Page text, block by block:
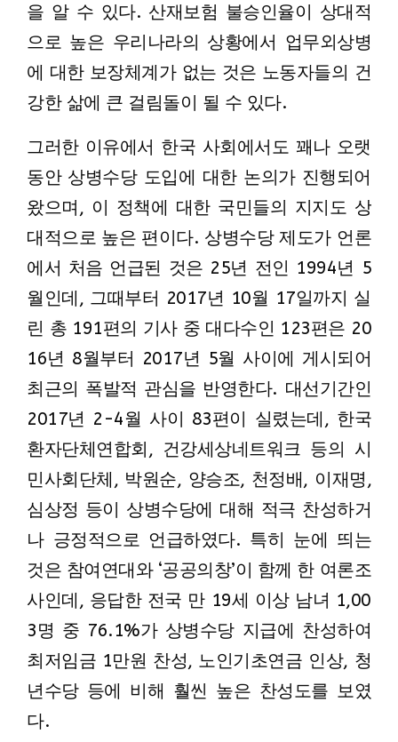
을 알 수 있다. 산재보험 불승인율이 상대적
으로 높은 우리나라의 상황에서 업무외상병
에 대한 보장체계가 없는 것은 노동자들의 건
강한 삶에 큰 걸림돌이 될 수 있다.
그러한 이유에서 한국 사회에서도 꽤나 오랫
동안 상병수당 도입에 대한 논의가 진행되어
왔으며, 이 정책에 대한 국민들의 지지도 상
대적으로 높은 편이다. 상병수당 제도가 언론
에서 처음 언급된 것은 25년 전인 1994년 5
월인데, 그때부터 2017년 10월 17일까지 실
린 총 191편의 기사 중 대다수인 123편은 20
16년 8월부터 2017년 5월 사이에 게시되어
최근의 폭발적 관심을 반영한다. 대선기간인
2017년 2-4월 사이 83편이 실렸는데, 한국
환자단체연합회, 건강세상네트워크 등의 시
민사회단체, 박원순, 양승조, 천정배, 이재명,
심상정 등이 상병수당에 대해 적극 찬성하거
나 긍정적으로 언급하였다. 특히 눈에 띄는
것은 참여연대와 ‘공공의창’이 함께 한 여론조
사인데, 응답한 전국 만 19세 이상 남녀 1,00
3명 중 76.1%가 상병수당 지급에 찬성하여
최저임금 1만원 찬성, 노인기초연금 인상, 청
년수당 등에 비해 훨씬 높은 찬성도를 보였
다.